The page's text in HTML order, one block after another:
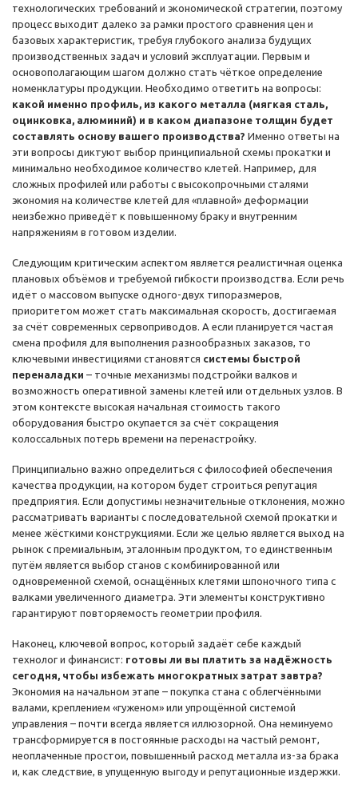
технологических требований и экономической стратегии, поэтому
процесс выходит далеко за рамки простого сравнения цен и
базовых характеристик, требуя глубокого анализа будущих
производственных задач и условий эксплуатации. Первым и
основополагающим шагом должно стать чёткое определение
номенклатуры продукции. Необходимо ответить на вопросы:
какой именно профиль, из какого металла (мягкая сталь,
оцинковка, алюминий) и в каком диапазоне толщин будет
составлять основу вашего производства? Именно ответы на
эти вопросы диктуют выбор принципиальной схемы прокатки и
минимально необходимое количество клетей. Например, для
сложных профилей или работы с высокопрочными сталями
экономия на количестве клетей для «плавной» деформации
неизбежно приведёт к повышенному браку и внутренним
напряжениям в готовом изделии.
Следующим критическим аспектом является реалистичная оценка
плановых объёмов и требуемой гибкости производства. Если речь
идёт о массовом выпуске одного-двух типоразмеров,
приоритетом может стать максимальная скорость, достигаемая
за счёт современных сервоприводов. А если планируется частая
смена профиля для выполнения разнообразных заказов, то
ключевыми инвестициями становятся системы быстрой
переналадки – точные механизмы подстройки валков и
возможность оперативной замены клетей или отдельных узлов. В
этом контексте высокая начальная стоимость такого
оборудования быстро окупается за счёт сокращения
колоссальных потерь времени на перенастройку.
Принципиально важно определиться с философией обеспечения
качества продукции, на котором будет строиться репутация
предприятия. Если допустимы незначительные отклонения, можно
рассматривать варианты с последовательной схемой прокатки и
менее жёсткими конструкциями. Если же целью является выход на
рынок с премиальным, эталонным продуктом, то единственным
путём является выбор станов с комбинированной или
одновременной схемой, оснащённых клетями шпоночного типа с
валками увеличенного диаметра. Эти элементы конструктивно
гарантируют повторяемость геометрии профиля.
Наконец, ключевой вопрос, который задаёт себе каждый
технолог и финансист: готовы ли вы платить за надёжность
сегодня, чтобы избежать многократных затрат завтра?
Экономия на начальном этапе – покупка стана с облегчёнными
валами, креплением «гуженом» или упрощённой системой
управления – почти всегда является иллюзорной. Она неминуемо
трансформируется в постоянные расходы на частый ремонт,
неоплаченные простои, повышенный расход металла из-за брака
и, как следствие, в упущенную выгоду и репутационные издержки.